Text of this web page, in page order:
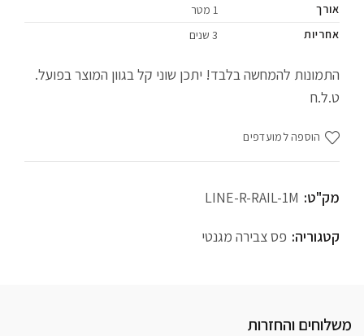
אורך
1 מטר
אחריות
3 שנים
התמונות להמחשה בלבד! יתכן שוני קל בגוון המוצר בפועל.
ט.ל.ח
הוספה למועדפים
מק"ט: LINE-R-RAIL-1M
קטגוריה: פס צבירה מגנטי
משלוחים והחזרות